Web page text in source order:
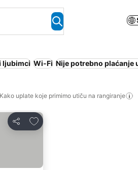
ljubimci Wi-Fi Nije potrebno plaćanje
Kako uplate koje primimo utiču na rangiranje
Deli
Dodati u favorite